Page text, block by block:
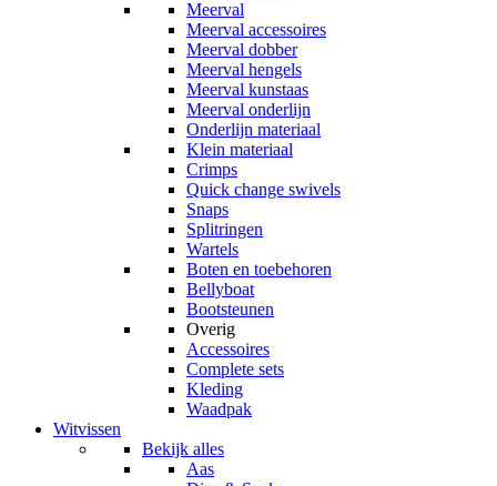
Meerval
Meerval accessoires
Meerval dobber
Meerval hengels
Meerval kunstaas
Meerval onderlijn
Onderlijn materiaal
Klein materiaal
Crimps
Quick change swivels
Snaps
Splitringen
Wartels
Boten en toebehoren
Bellyboat
Bootsteunen
Overig
Accessoires
Complete sets
Kleding
Waadpak
Witvissen
Bekijk alles
Aas